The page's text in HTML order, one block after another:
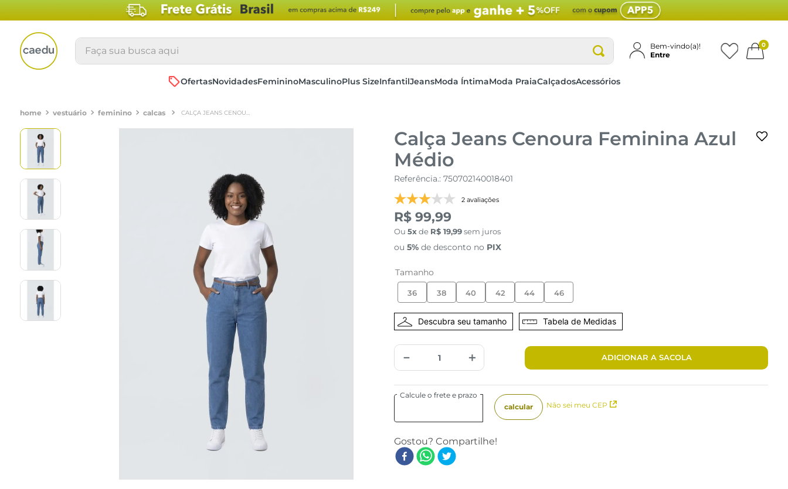
Faça sua busca aqui
Bem-vindo(a)!
Entre
0
OfertasNovidadesFemininoMasculinoPlus SizeInfantilJeansModa ÍntimaModa PraiaCalçadosAcessórios
vestuário feminino calcas CALÇA JEANS CENOURA FEMININA AZUL MÉDIO
Calça Jeans Cenoura Feminina Azul
Médio
Referência.: 750702140018401
2 avaliações
R$ 99,99
Ou 5 de R$ 19,99sem juros
ou 5% de desconto no PIX
Tamanho
36 38 40 42 44 46
Tabela de Medidas
＋
－ ADICIONAR A SACOLA
Não sei meu CEP